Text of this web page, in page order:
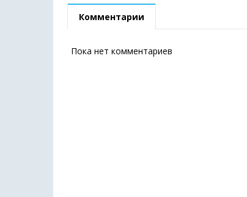
Комментарии
Пока нет комментариев